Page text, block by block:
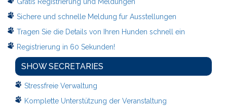
Gratis Registrierung und Meldungen
Sichere und schnelle Meldung fur Ausstellungen
Tragen Sie die Details von Ihren Hunden schnell ein
Registrierung in 60 Sekunden!
SHOW SECRETARIES
Stressfreie Verwaltung
Komplette Unterstützung der Veranstaltung